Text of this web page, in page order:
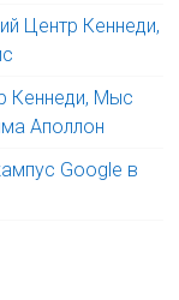
Центр Кеннеди,
Кеннеди, Мыс
Аполлон
Google в